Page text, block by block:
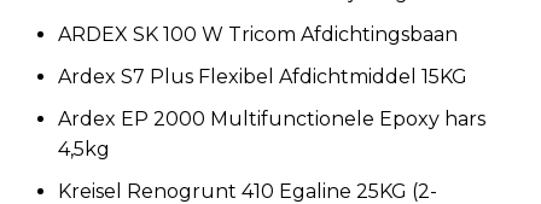
ARDEX SK 100 W Tricom Afdichtingsbaan
Ardex S7 Plus Flexibel Afdichtmiddel 15KG
Ardex EP 2000 Multifunctionele Epoxy hars
4,5kg
Kreisel Renogrunt 410 Egaline 25KG (2-